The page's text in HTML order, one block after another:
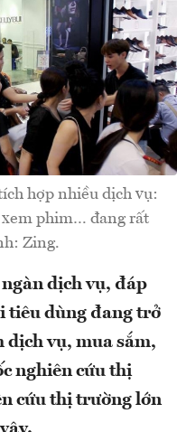
hợp nhiều dịch vụ:
xem phim… đang rất
Zing.
dịch vụ, đáp
tiêu dùng đang trở
dịch vụ, mua sắm,
nghiên cứu thị
cứu thị trường lớn